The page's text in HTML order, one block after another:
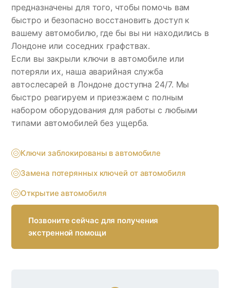
предназначены для того, чтобы помочь вам
быстро и безопасно восстановить доступ к
вашему автомобилю, где бы вы ни находились в
Лондоне или соседних графствах.
Если вы закрыли ключи в автомобиле или
потеряли их, наша аварийная служба
автослесарей в Лондоне доступна 24/7. Мы
быстро реагируем и приезжаем с полным
набором оборудования для работы с любыми
типами автомобилей без ущерба.
Ключи заблокированы в автомобиле
Замена потерянных ключей от автомобиля
Открытие автомобиля
Позвоните сейчас для получения
экстренной помощи